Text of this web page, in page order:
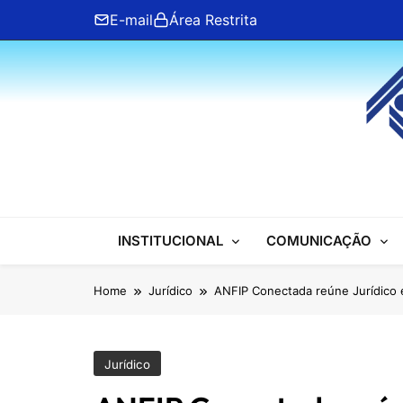
content
E-mail Área Restrita
ANFIP Nacional
INSTITUCIONAL COMUNICAÇÃO
Home Jurídico ANFIP Conectada reúne Jurídico
Jurídico